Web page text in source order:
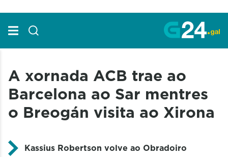
A xornada ACB trae ao
Barcelona ao Sar mentres
o Breogán visita ao Xirona
Kassius Robertson volve ao Obradoiro